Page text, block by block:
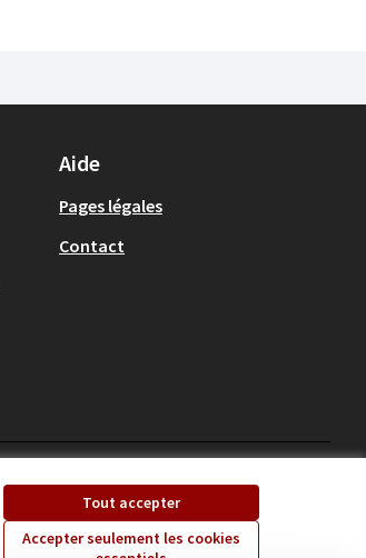
Tout accepter
Accepter seulement les cookies
Aide
Pages légales
Contact
(Lien externe)(Lien externe)